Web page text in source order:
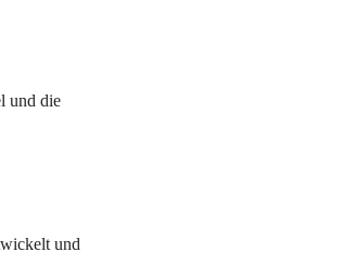
und die
und